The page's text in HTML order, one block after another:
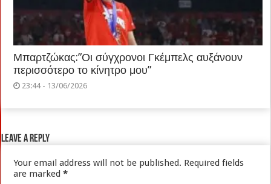
Μπαρτζώκας:”Οι σύγχρονοι Γκέμπελς αυξάνουν
περισσότερο το κίνητρο μου”
23:44 - 13/06/2026
Leave a Reply
Your email address will not be published. Required fields
are marked*